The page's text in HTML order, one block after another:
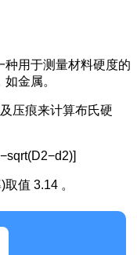
用于测量材料硬度的
金属。
压痕来计算布氏硬
值 3.14 。